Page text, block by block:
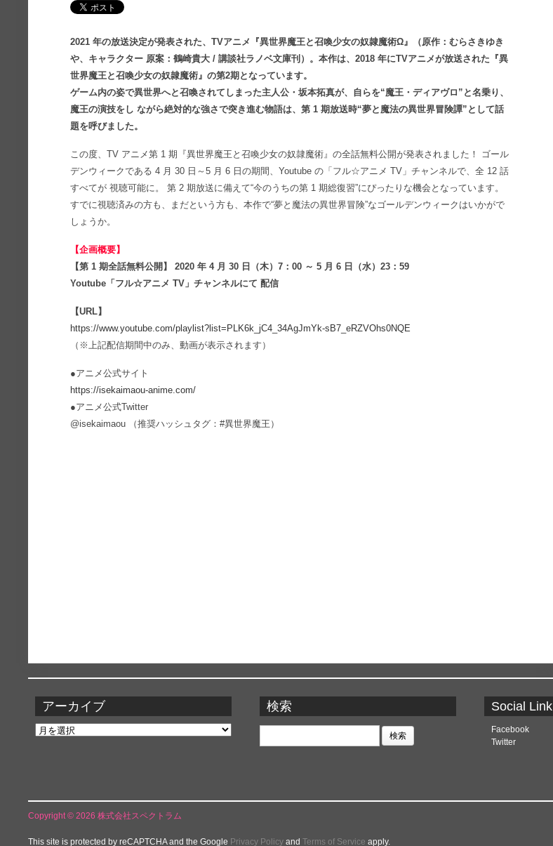
2021 年の放送決定が発表された、TVアニメ『異世界魔王と召喚少女の奴隷魔術Ω』（原作：むらさきゆき
や、キャラクター 原案：鶴崎貴大 / 講談社ラノベ文庫刊）。本作は、2018 年にTVアニメが放送された『異
世界魔王と召喚少女の奴隷魔術』の第2期となっています。
ゲーム内の姿で異世界へと召喚されてしまった主人公・坂本拓真が、自らを“魔王・ディアヴロ”と名乗り、
魔王の演技をし ながら絶対的な強さで突き進む物語は、第 1 期放送時“夢と魔法の異世界冒険譚”として話
題を呼びました。
この度、TV アニメ第 1 期『異世界魔王と召喚少女の奴隷魔術』の全話無料公開が発表されました！ ゴール
デンウィークである 4 月 30 日～5 月 6 日の期間、Youtube の「フル☆アニメ TV」チャンネルで、全 12 話
すべてが 視聴可能に。 第 2 期放送に備えて“今のうちの第 1 期総復習”にぴったりな機会となっています。
すでに視聴済みの方も、まだという方も、本作で“夢と魔法の異世界冒険”なゴールデンウィークはいかがで
しょうか。
【企画概要】
【第 1 期全話無料公開】 2020 年 4 月 30 日（木）7：00 ～ 5 月 6 日（水）23：59
Youtube「フル☆アニメ TV」チャンネルにて 配信
【URL】
https://www.youtube.com/playlist?list=PLK6k_jC4_34AgJmYk-sB7_eRZVOhs0NQE
（※上記配信期間中のみ、動画が表示されます）
●アニメ公式サイト
https://isekaimaou-anime.com/
●アニメ公式Twitter
@isekaimaou （推奨ハッシュタグ：#異世界魔王）
アーカイブ
ア
検索
検
Social Link
Facebook
Twitter
Copyright © 2026 株式会社スペクトラム
This site is protected by reCAPTCHA and the Google Privacy Policy andTerms of Service apply.